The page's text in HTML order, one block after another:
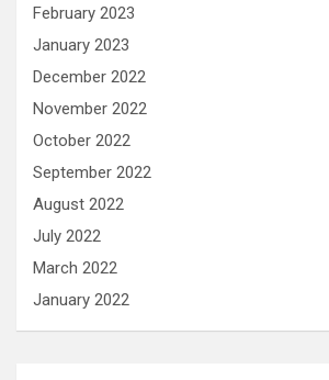
February 2023
January 2023
December 2022
November 2022
October 2022
September 2022
August 2022
July 2022
March 2022
January 2022